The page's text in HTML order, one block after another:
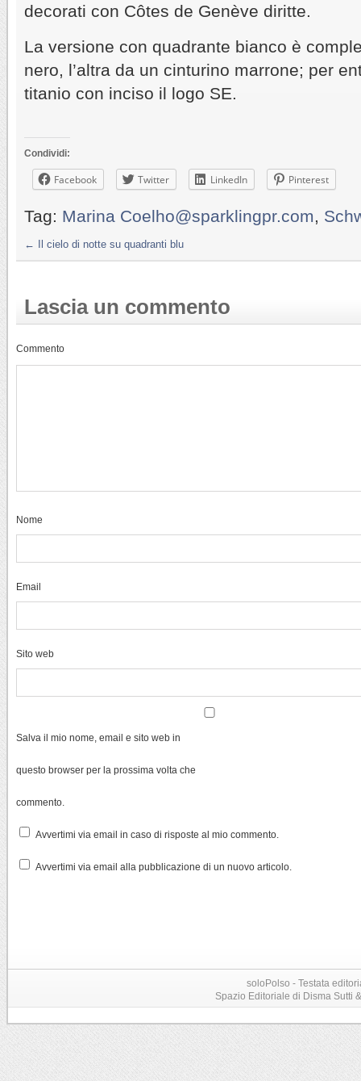
decorati con Côtes de Genève diritte.
La versione con quadrante bianco è
nero, l’altra da un cinturino marrone; per
titanio con inciso il logo SE.
Condividi:
Facebook Twitter LinkedIn Pinterest
Tag: Marina Coelho@sparklingpr.com,
← Il cielo di notte su quadranti blu
Lascia un commento
Commento
Nome
Email
Sito web
Salva il mio nome, email e sito web in
questo browser per la prossima volta che
commento.
Avvertimi via email in caso di risposte al mio commento.
Avvertimi via email alla pubblicazione di un nuovo articolo.
soloPolso - Testata
Spazio Editoriale di Disma Sutti